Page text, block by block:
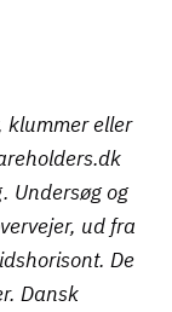
klummer eller
Undersøg og
ud fra
De
Dansk